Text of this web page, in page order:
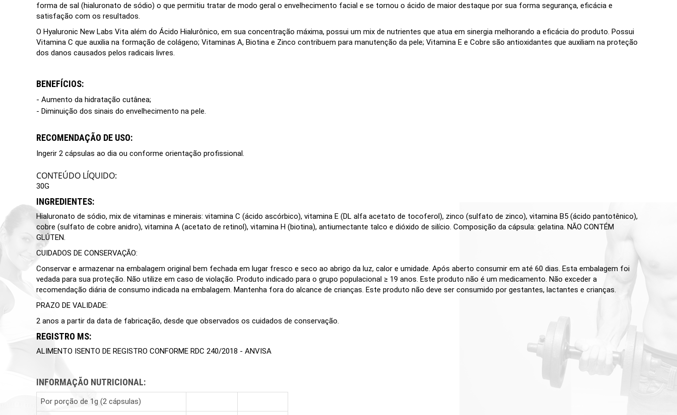
forma de sal (hialuronato de sódio) o que permitiu tratar de modo geral o envelhecimento facial e se tornou o ácido de maior destaque por sua forma segurança, eficácia e
satisfação com os resultados.
O Hyaluronic New Labs Vita além do Ácido Hialurônico, em sua concentração máxima, possui um mix de nutrientes que atua em sinergia melhorando a eficácia do produto. Possui
Vitamina C que auxilia na formação de colágeno; Vitaminas A, Biotina e Zinco contribuem para manutenção da pele; Vitamina E e Cobre são antioxidantes que auxiliam na proteção
dos danos causados pelos radicais livres.
BENEFÍCIOS:
- Aumento da hidratação cutânea;
- Diminuição dos sinais do envelhecimento na pele.
RECOMENDAÇÃO DE USO:
Ingerir 2 cápsulas ao dia ou conforme orientação profissional.
CONTEÚDO LÍQUIDO:
30G
INGREDIENTES:
Hialuronato de sódio, mix de vitaminas e minerais: vitamina C (ácido ascórbico), vitamina E (DL alfa acetato de tocoferol), zinco (sulfato de zinco), vitamina B5 (ácido pantotênico),
cobre (sulfato de cobre anidro), vitamina A (acetato de retinol), vitamina H (biotina), antiumectante talco e dióxido de silício. Composição da cápsula: gelatina. NÃO CONTÉM
GLÚTEN.
CUIDADOS DE CONSERVAÇÃO:
Conservar e armazenar na embalagem original bem fechada em lugar fresco e seco ao abrigo da luz, calor e umidade. Após aberto consumir em até 60 dias. Esta embalagem foi
vedada para sua proteção. Não utilize em caso de violação. Produto indicado para o grupo populacional ≥ 19 anos. Este produto não é um medicamento. Não exceder a
recomendação diária de consumo indicada na embalagem. Mantenha fora do alcance de crianças. Este produto não deve ser consumido por gestantes, lactantes e crianças.
PRAZO DE VALIDADE:
2 anos a partir da data de fabricação, desde que observados os cuidados de conservação.
REGISTRO MS:
ALIMENTO ISENTO DE REGISTRO CONFORME RDC 240/2018 - ANVISA
INFORMAÇÃO NUTRICIONAL:
Por porção de 1g (2 cápsulas)